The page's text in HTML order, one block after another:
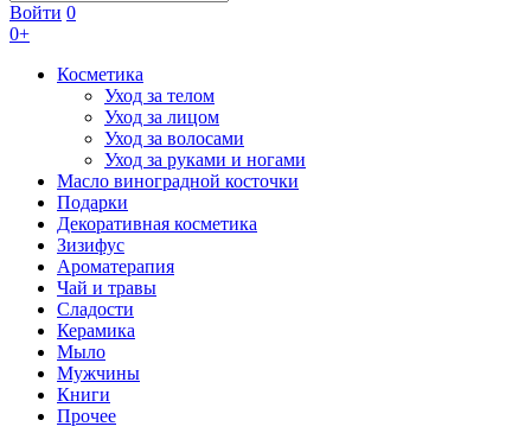
Войти 0
0+
Косметика
Уход за телом
Уход за лицом
Уход за волосами
Уход за руками и ногами
Масло виноградной косточки
Подарки
Декоративная косметика
Зизифус
Ароматерапия
Чай и травы
Сладости
Керамика
Мыло
Мужчины
Книги
Прочее